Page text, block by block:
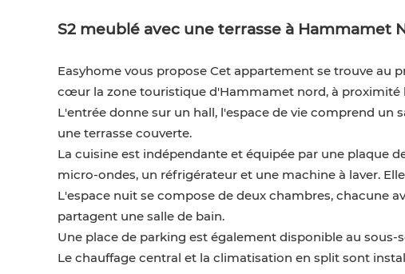
S2 meublé avec une terrasse à Hammamet
Easyhome vous propose Cet appartement se trouve au
cœur la zone touristique d'Hammamet nord, à proximité
L'entrée donne sur un hall, l'espace de vie comprend un
une terrasse couverte.
La cuisine est indépendante et équipée par une plaque
micro-ondes, un réfrigérateur et une machine à laver.
L'espace nuit se compose de deux chambres, chacune
partagent une salle de bain.
Une place de parking est également disponible au sous-
Le chauffage central et la climatisation en split sont